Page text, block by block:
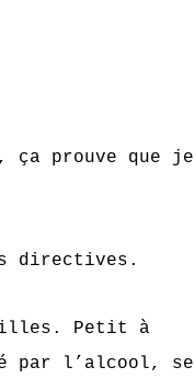
prouve que je
Petit à
par l’alcool, se